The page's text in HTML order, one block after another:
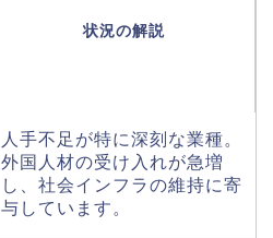
状況の解説
人手不足が特に深刻な業種。
外国人材の受け入れが急増
し、社会インフラの維持に寄
与しています。